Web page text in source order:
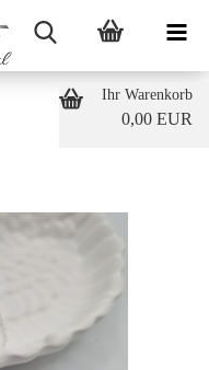
Ihr Warenkorb
0,00 EUR